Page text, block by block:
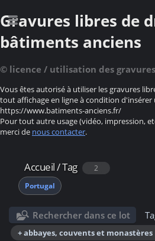
Gravures libres de
bâtiments anciens
© licence / utilisation des gravures
Vous êtes autorisé à utiliser les gravures
tout affichage en ligne à condition d'insérer
https://www.batiments-anciens.fr/
Pour tout autre usage (vidéo, impression,
merci de nous contacter.
Accueil/Tag
2
Portugal
Rechercher dans ce lot
+ abbayes, couvents et monastères